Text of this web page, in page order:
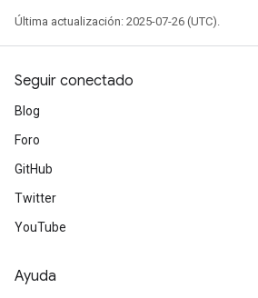
Última actualización: 2025-07-26 (UTC).
Seguir conectado
Blog
Foro
GitHub
Twitter
YouTube
Ayuda